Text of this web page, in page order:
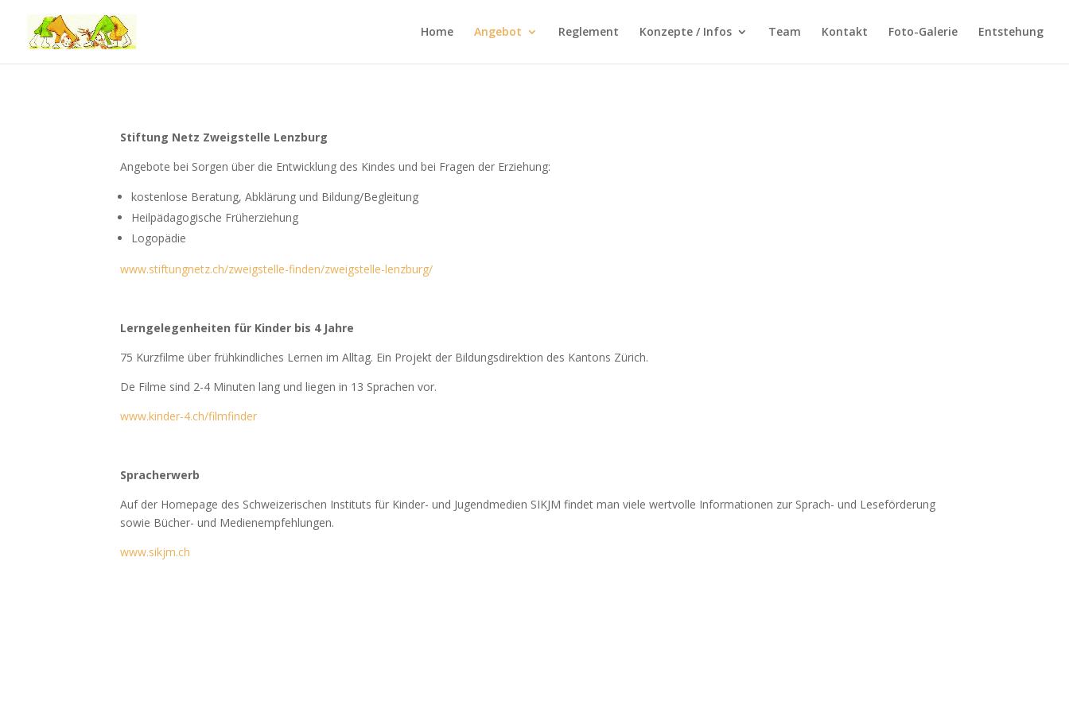
Home Angebot Reglement Konzepte / Infos Team Kontakt Foto-Galerie Entstehung
Stiftung Netz Zweigstelle Lenzburg
Angebote bei Sorgen über die Entwicklung des Kindes und bei Fragen der Erziehung:
kostenlose Beratung, Abklärung und Bildung/Begleitung
Heilpädagogische Früherziehung
Logopädie
www.stiftungnetz.ch/zweigstelle-finden/zweigstelle-lenzburg/
Lerngelegenheiten für Kinder bis 4 Jahre
75 Kurzfilme über frühkindliches Lernen im Alltag. Ein Projekt der Bildungsdirektion des Kantons Zürich.
De Filme sind 2-4 Minuten lang und liegen in 13 Sprachen vor.
www.kinder-4.ch/filmfinder
Spracherwerb
Auf der Homepage des Schweizerischen Instituts für Kinder- und Jugendmedien SIKJM findet man viele wertvolle Informationen zur Sprach- und Leseförderung
sowie Bücher- und Medienempfehlungen.
www.sikjm.ch